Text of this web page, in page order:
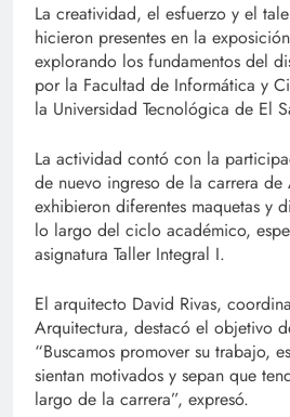
La creatividad, el esfuerzo y el
hicieron presentes en la
explorando los fundamentos del
por la Facultad de Informática y
la Universidad Tecnológica de El
La actividad contó con la
de nuevo ingreso de la carrera de
exhibieron diferentes maquetas y
lo largo del ciclo académico,
asignatura Taller Integral I.
El arquitecto David Rivas,
Arquitectura, destacó el objetivo
“Buscamos promover su trabajo,
sientan motivados y sepan que
largo de la carrera”, expresó.